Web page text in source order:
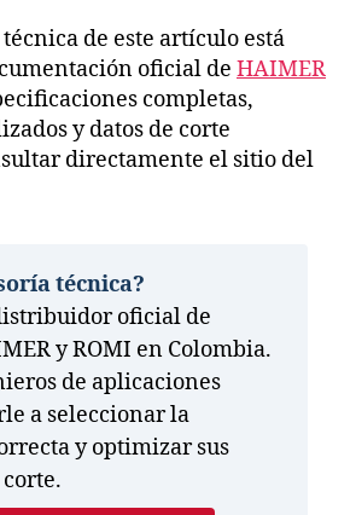
de este artículo está
oficial de HAIMER
completas,
y datos de corte
directamente el sitio del
técnica?
oficial de
y ROMI en Colombia.
de aplicaciones
a seleccionar la
y optimizar sus